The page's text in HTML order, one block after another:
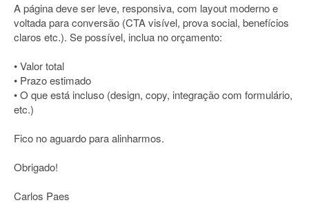
A página deve ser leve, responsiva, com layout moderno e
voltada para conversão (CTA visível, prova social, benefícios
claros etc.). Se possível, inclua no orçamento:
• Valor total
• Prazo estimado
• O que está incluso (design, copy, integração com formulário,
etc.)
Fico no aguardo para alinharmos.
Obrigado!
Carlos Paes